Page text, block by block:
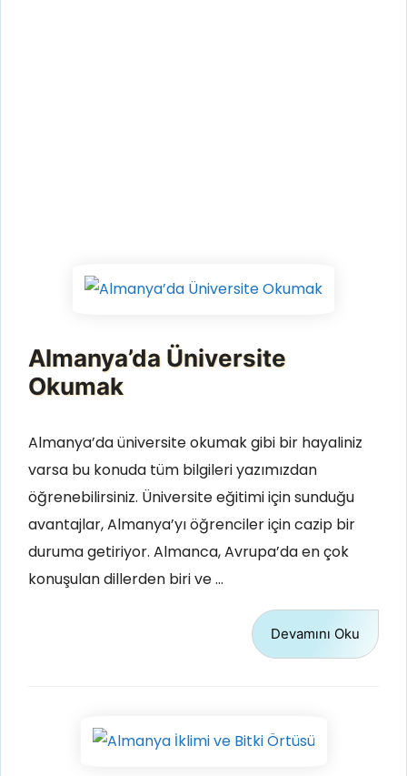
Almanya’da Üniversite
Okumak
Almanya’da üniversite okumak gibi bir hayaliniz
varsa bu konuda tüm bilgileri yazımızdan
öğrenebilirsiniz. Üniversite eğitimi için sunduğu
avantajlar, Almanya’yı öğrenciler için cazip bir
duruma getiriyor. Almanca, Avrupa’da en çok
konuşulan dillerden biri ve …
Devamını Oku